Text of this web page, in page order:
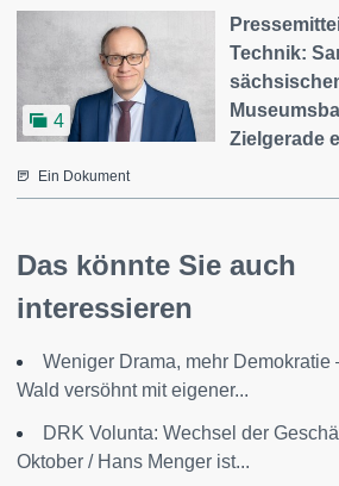
4
Technik:
Zielgerade
Ein Dokument
Das könnte Sie auch
interessieren
Weniger Drama, mehr Demokratie
Wald versöhnt mit eigener...
DRK Volunta: Wechsel der
Oktober / Hans Menger ist...